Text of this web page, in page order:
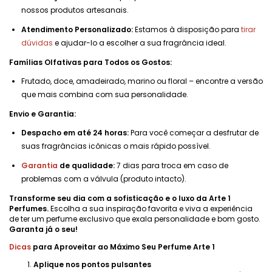
nossos produtos artesanais.
Atendimento Personalizado:Estamos à disposição para tirar
dúvidas e ajudar-lo a escolher a sua fragrância ideal.
Famílias Olfativas para Todos os Gostos:
Frutado, doce, amadeirado, marino ou floral – encontre a versão
que mais combina com sua personalidade.
Envio e Garantia:
Despacho em até 24 horas:Para você começar a desfrutar de
suas fragrâncias icônicas o mais rápido possível.
Garantia de qualidade:7 dias para troca em caso de
problemas com a válvula (produto intacto).
Transforme seu dia com a sofisticação e o luxo da Arte 1
Perfumes.Escolha a sua inspiração favorita e viva a experiência
de ter um perfume exclusivo que exala personalidade e bom gosto.
Garanta já o seu!
Dicas para Aproveitar ao Máximo Seu Perfume Arte 1
Aplique nos pontos pulsantes